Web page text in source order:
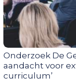
Onderzoek De
aandacht voor
curriculum’